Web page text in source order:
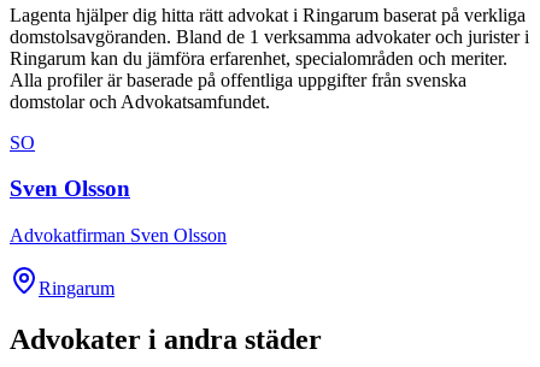
Lagenta hjälper dig hitta rätt advokat i Ringarum baserat på verkliga
domstolsavgöranden. Bland de 1 verksamma advokater och jurister i
Ringarum kan du jämföra erfarenhet, specialområden och meriter.
Alla profiler är baserade på offentliga uppgifter från svenska
domstolar och Advokatsamfundet.
SO
Sven Olsson
Advokatfirman Sven Olsson
Ringarum
Advokater i andra städer